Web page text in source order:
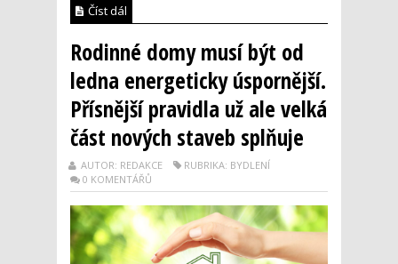
Číst dál
Rodinné domy musí být od
ledna energeticky úspornější.
Přísnější pravidla už ale velká
část nových staveb splňuje
AUTOR: REDAKCE
RUBRIKA: BYDLENÍ
0 KOMENTÁŘŮ